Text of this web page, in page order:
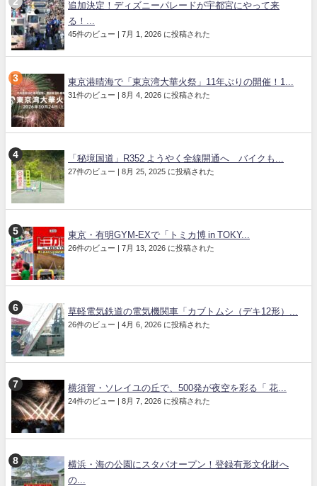
追加決定！ディズニーパレードが宇都宮にやって来
る！...
45件のビュー | 7月 1, 2026 に投稿された
東京港晴海で「東京湾大華火祭」11年ぶりの開催！1...
31件のビュー | 8月 4, 2026 に投稿された
「秘境国道」R352 ようやく全線開通へ バイクも...
27件のビュー | 8月 25, 2025 に投稿された
東京・有明GYM-EXで「トミカ博 in TOKY...
26件のビュー | 7月 13, 2026 に投稿された
草軽電気鉄道の電気機関車「カブトムシ（デキ12形）...
26件のビュー | 4月 6, 2026 に投稿された
横須賀・ソレイユの丘で、500発が夜空を彩る「 花...
24件のビュー | 8月 7, 2026 に投稿された
横浜・海の公園にスタバオープン！登録有形文化財へ
の...